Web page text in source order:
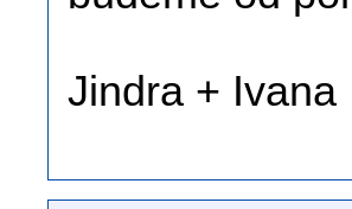
Jindra + Ivana